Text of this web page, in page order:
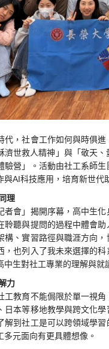
代，社會工作如何與時俱
濟世救人精神」與「敬天
驗營」。活動由社工系師
AI科技應用，培育新世代
理
者會」揭開序幕，高中生
聆聽與提問的過程中體會
構、實習路徑與職涯方向
，也列入了我未來選擇的
生對社工專業的理解與就
力
工教育不能侷限於單一視
日本等移地教學與跨文化
解到社工是可以跨領域學
元面向有更具體想像。